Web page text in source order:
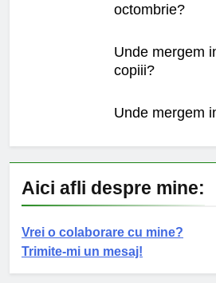
octombrie?
Unde mergem
copiii?
Unde mergem
Aici afli despre mine:
Vrei o colaborare cu mine?
Trimite-mi un mesaj!